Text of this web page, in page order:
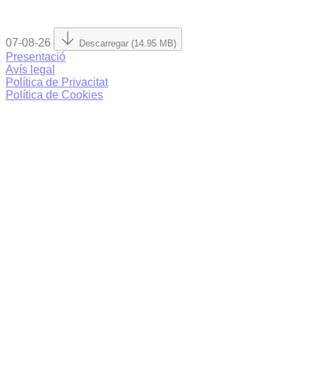
07-08-26 Descarregar (14.95 MB)
Presentació
Avís legal
Política de Privacitat
Política de Cookies